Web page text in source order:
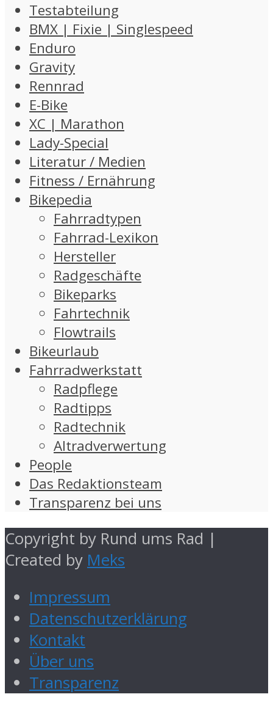
Testabteilung
BMX | Fixie | Singlespeed
Enduro
Gravity
Rennrad
E-Bike
XC | Marathon
Lady-Special
Literatur / Medien
Fitness / Ernährung
Bikepedia
Fahrradtypen
Fahrrad-Lexikon
Hersteller
Radgeschäfte
Bikeparks
Fahrtechnik
Flowtrails
Bikeurlaub
Fahrradwerkstatt
Radpflege
Radtipps
Radtechnik
Altradverwertung
People
Das Redaktionsteam
Transparenz bei uns
Copyright by Rund ums Rad |
Created by Meks
Impressum
Datenschutzerklärung
Kontakt
Über uns
Transparenz